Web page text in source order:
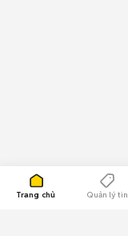
Trang chủ Quản lý tin